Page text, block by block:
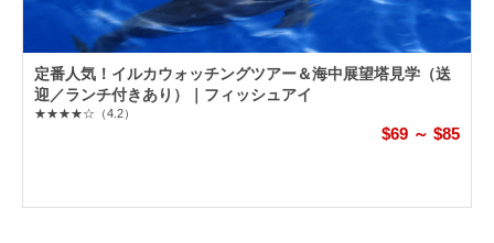
定番人気！イルカウォッチングツアー＆海中展望塔見学（送
迎／ランチ付きあり）｜フィッシュアイ
★★★★☆ （4.2）
$69 ～ $85